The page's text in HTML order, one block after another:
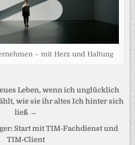
– mit Herz und Haltung
Leben, wenn ich unglücklich
wie sie ihr altes Ich hinter sich
ließ →
Start mit TIM-Fachdienst und
TIM-Client